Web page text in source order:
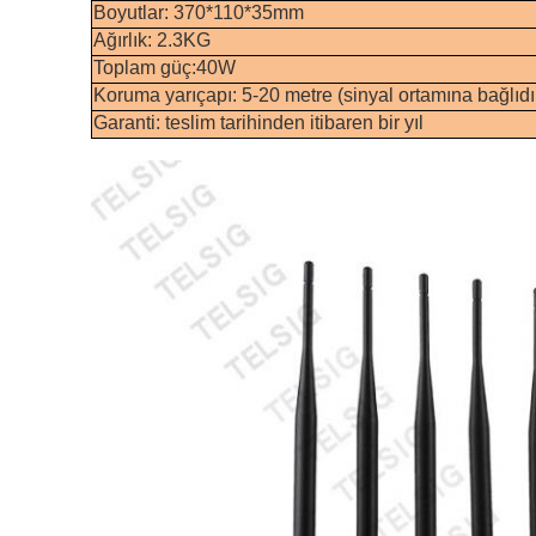
Boyutlar: 370*110*35mm
Ağırlık: 2.3KG
Toplam güç:40W
Koruma yarıçapı: 5-20 metre (sinyal ortamına
Garanti: teslim tarihinden itibaren bir yıl